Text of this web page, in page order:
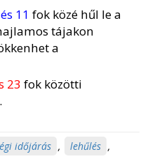
11 fok közé hűl le a
tájakon
a
23 fok közötti
időjárás , lehűlés ,